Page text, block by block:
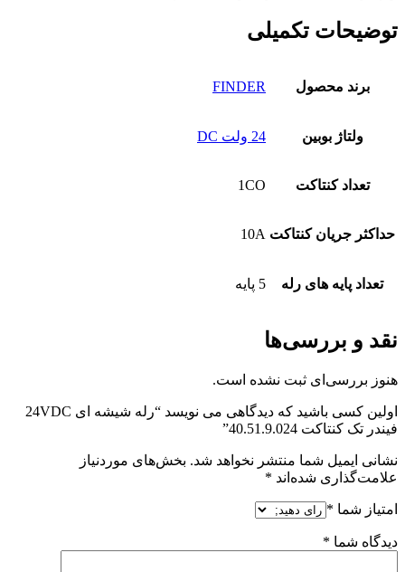
توضیحات تکمیلی
برند محصول FINDER
ولتاژ بوبین 24 ولت DC
تعداد کنتاکت 1CO
حداکثر جریان کنتاکت 10A
تعداد پایه های رله 5 پایه
نقد و بررسی‌ها
هنوز بررسی‌ای ثبت نشده است.
اولین کسی باشید که دیدگاهی می نویسد “رله شیشه ای 24VDC
فیندر تک کنتاکت 40.51.9.024”
نشانی ایمیل شما منتشر نخواهد شد. بخش‌های موردنیاز
علامت‌گذاری شده‌اند *
امتیاز شما *
دیدگاه شما *